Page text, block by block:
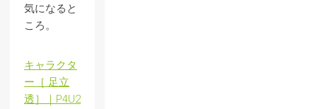
気になると
ころ。
キャラクタ
ー［ 足立
透］｜P4U2